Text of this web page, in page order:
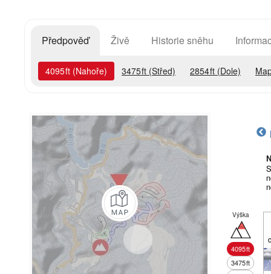
Předpověď Živě Historie sněhu
4095ft (Nahoře) 3475ft (Střed) 2854ft (Dole)
Výška
4095ft
3475ft